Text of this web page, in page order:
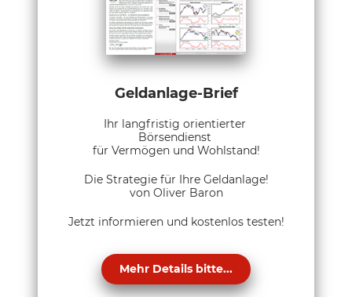
Geldanlage-Brief
Ihr langfristig orientierter
Börsendienst
für Vermögen und Wohlstand!
Die Strategie für Ihre Geldanlage!
von Oliver Baron
Jetzt informieren und kostenlos testen!
Mehr Details bitte...